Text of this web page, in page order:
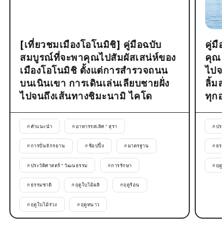
[เที่ยวชมเมืองโอโนมิชิ] คู่มือฉบับ
สมบูรณ์ที่จะพาคุณไปสัมผัสเสน่ห์ของ
เมืองโอโนมิชิ ตั้งแต่การสำรวจถนน
บนเนินเขา การเดินเล่นเลียบชายฝั่ง
ไปจนถึงเส้นทางชิมะนามิ ไคโด
#คำแนะนำ # อาหารรสเลิศ * สุรา
#การปั่นจักรยาน #ช้อปปิ้ง #มาตรฐาน
#ประวัติศาสตร์ * วัฒนธรรม #การรักษา
#ธรรมชาติ #ฤดูใบไม้ผลิ #ฤดูร้อน
#ฤดูใบไม้ร่วง #ฤดูหนาว
คู่มื
คุณ
ไป
ลิ้ม
ทุก
#ป
#ธ
#ฤ